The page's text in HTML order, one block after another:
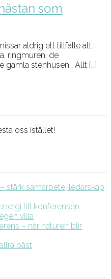
som
aldrig ett tillfälle att
ringmuren, de
gamla stenhusen… Allt […]
oss istället!
stärk samarbete, ledarskap
till konferensen
villa
– när naturen blir
bäst